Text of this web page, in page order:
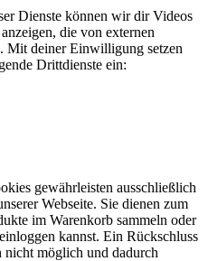
Dienste können wir dir Videos
die von externen
Mit deiner Einwilligung setzen
Drittdienste ein:
gewährleisten ausschließlich
Webseite. Sie dienen zum
im Warenkorb sammeln oder
kannst. Ein Rückschluss
möglich und dadurch